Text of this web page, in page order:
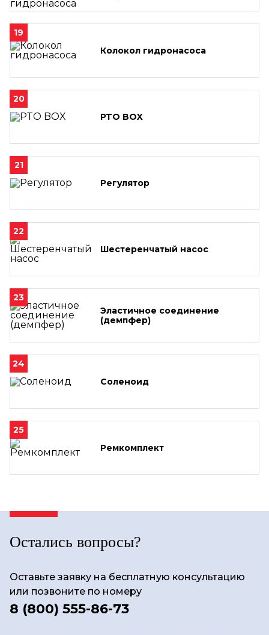
19
Колокол гидронасоса
20
PTO BOX
21
Регулятор
22
Шестеренчатый насос
23
Эластичное соединение
(демпфер)
24
Соленоид
25
Ремкомплект
Остались вопросы?
Оставьте заявку на бесплатную консультацию
или позвоните по номеру
8 (800) 555-86-73